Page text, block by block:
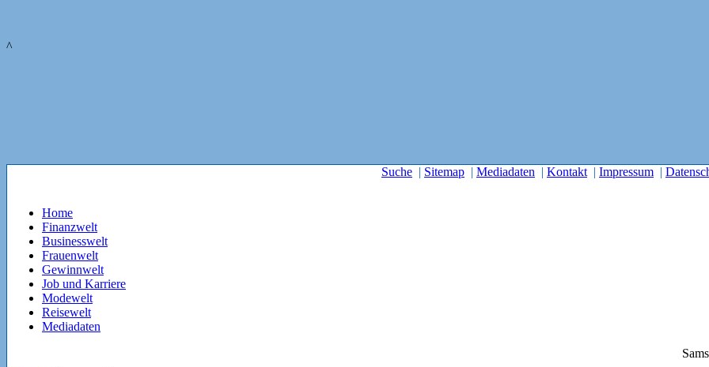
^
Suche | Sitemap | Mediadaten | Kontakt | Impressum |
Home
Finanzwelt
Businesswelt
Frauenwelt
Gewinnwelt
Job und Karriere
Modewelt
Reisewelt
Mediadaten